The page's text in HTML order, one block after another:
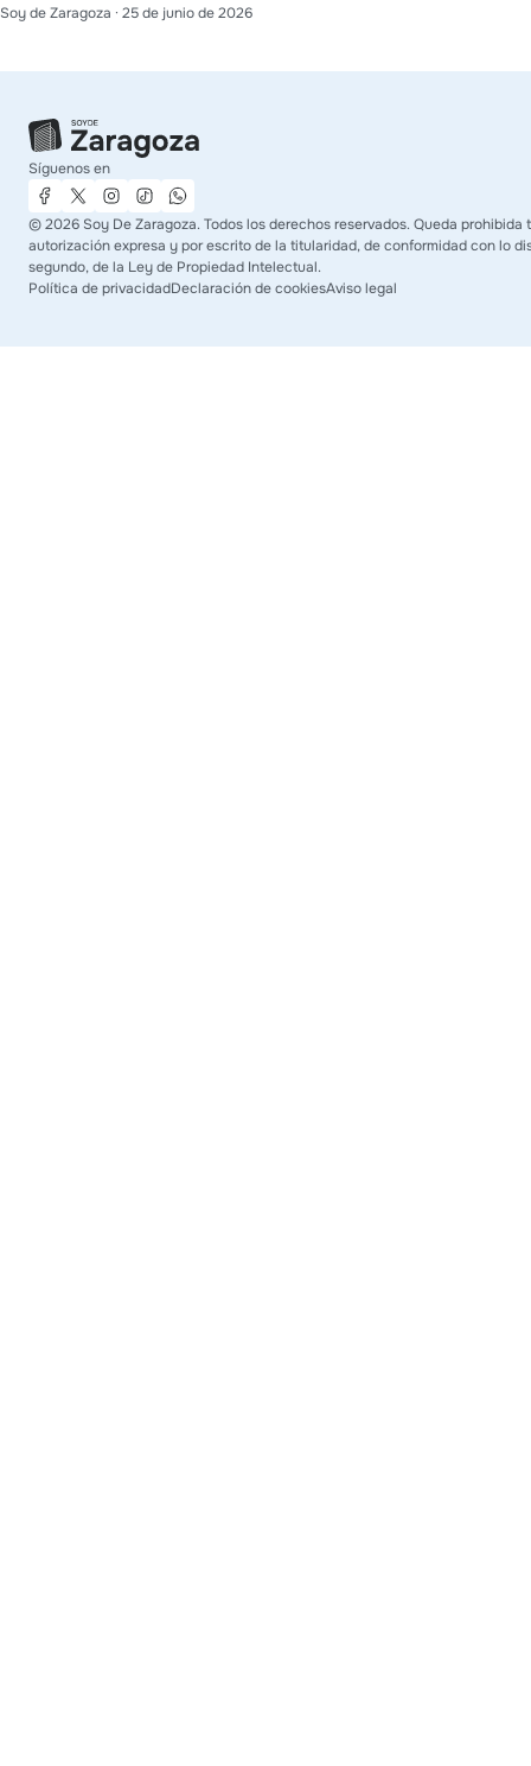
Soy de Zaragoza · 25 de junio de 2026
Síguenos en
©2026 Soy De Zaragoza. Todos los derechos reservados. Queda
autorización expresa y por escrito de la titularidad, de conformidad con lo
segundo, de la Ley de Propiedad Intelectual.
Política de privacidadDeclaración de cookiesAviso legal